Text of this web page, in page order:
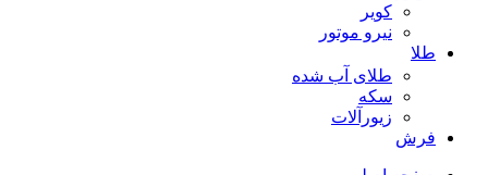
کویر
نیرو موتور
طلا
طلای آب شده
سکه
زیورآلات
فرش